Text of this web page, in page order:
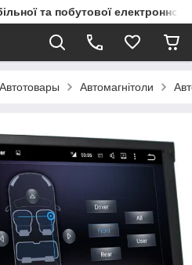
та побутової електронної
Автотовары Автомагнітоли